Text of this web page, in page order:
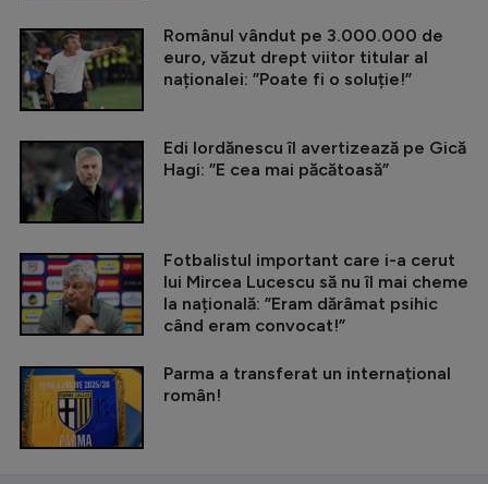
Românul vândut pe 3.000.000 de
euro, văzut drept viitor titular al
naționalei: ”Poate fi o soluție!”
Edi Iordănescu îl avertizează pe Gică
Hagi: ”E cea mai păcătoasă”
Fotbalistul important care i-a cerut
lui Mircea Lucescu să nu îl mai cheme
la națională: ”Eram dărâmat psihic
când eram convocat!”
Parma a transferat un internațional
român!